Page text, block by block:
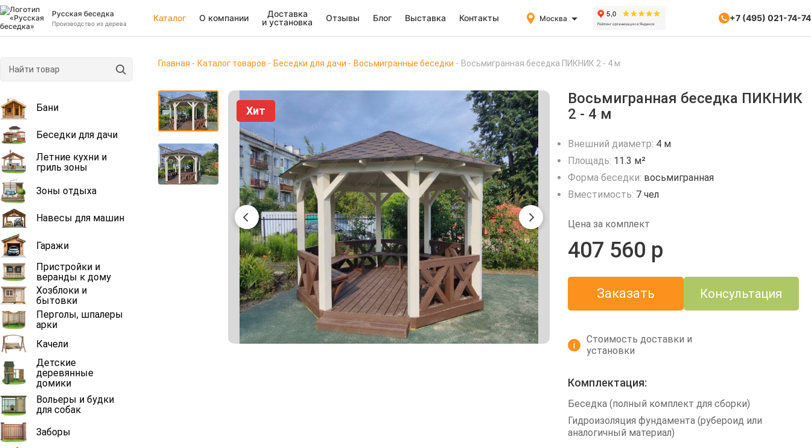
Русская беседка
Производство из дерева
Каталог О компании
Доставка
и установка
Отзывы Блог Выставка Контакты Москва +7 (495) 021-74-74
Бани
Беседки для дачи
Летние кухни и
гриль зоны
Зоны отдыха
Навесы для машин
Гаражи
Пристройки и
веранды к дому
Хозблоки и
бытовки
Перголы, шпалеры
арки
Качели
Детские
деревянные
домики
Вольеры и будки
для собак
Заборы
Главная Каталог товаров Беседки для дачи Восьмигранные беседки Восьмигранная беседка ПИКНИК 2 - 4 м
Хит
Восьмигранная беседка ПИКНИК
2 - 4 м
Внешний диаметр: 4 м
Площадь: 11.3 м²
Форма беседки: восьмигранная
Вместимость: 7 чел
Цена за комплект
407 560 р
Заказать Консультация
i
Стоимость доставки и
установки
Комплектация:
Беседка (полный комплект для сборки)
Гидроизоляция фундамента (рубероид или
аналогичный материал)